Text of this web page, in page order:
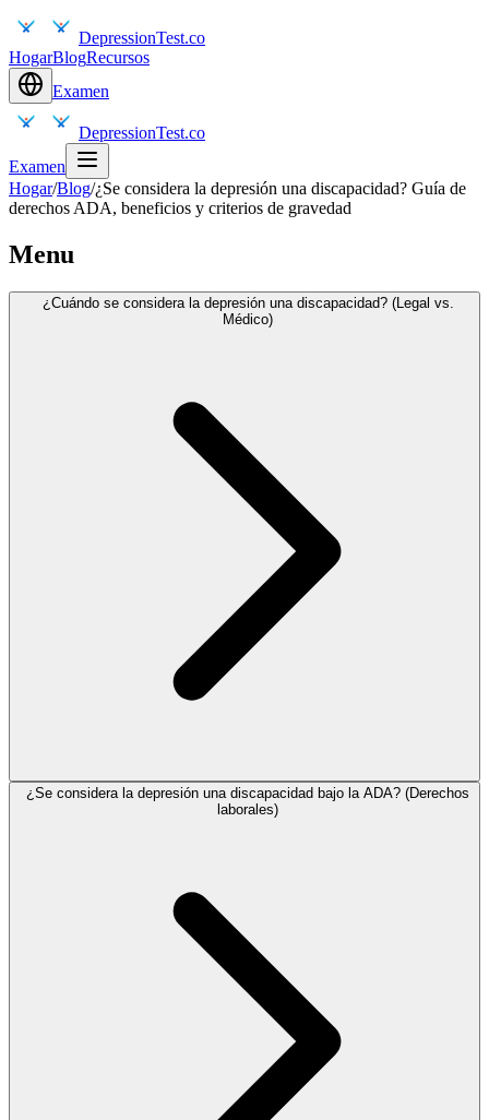
DepressionTest.co
HogarBlogRecursos
Examen
DepressionTest.co
Examen
Hogar/Blog/¿Se considera la depresión una discapacidad? Guía de
derechos ADA, beneficios y criterios de gravedad
Menu
¿Cuándo se considera la depresión una discapacidad? (Legal vs.
Médico)
¿Se considera la depresión una discapacidad bajo la ADA? (Derechos
laborales)